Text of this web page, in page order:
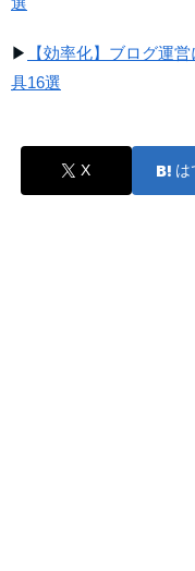
▶
【効率化】ブログ運
具16選
X は